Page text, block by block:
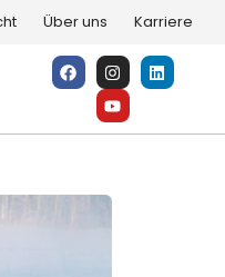
Über uns Karriere